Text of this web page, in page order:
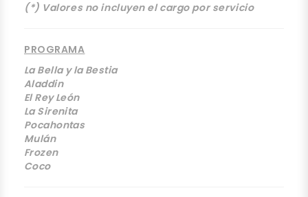
(*) Valores no incluyen el cargo por servicio
PROGRAMA
La Bella y la Bestia
Aladdin
El Rey León
La Sirenita
Pocahontas
Mulán
Frozen
Coco